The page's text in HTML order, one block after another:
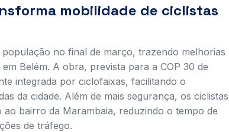
mobilidade de ciclistas
no final de março, trazendo melhorias
Belém. A obra, prevista para a COP 30 de
integrada por ciclofaixas, facilitando o
da cidade. Além de mais segurança, os ciclistas
bairro da Marambaia, reduzindo o tempo de
de tráfego.